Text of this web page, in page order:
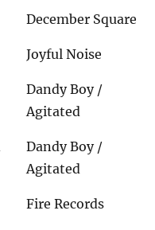
December Square
Joyful Noise
Dandy Boy /
Agitated
Dandy Boy /
Agitated
Fire Records